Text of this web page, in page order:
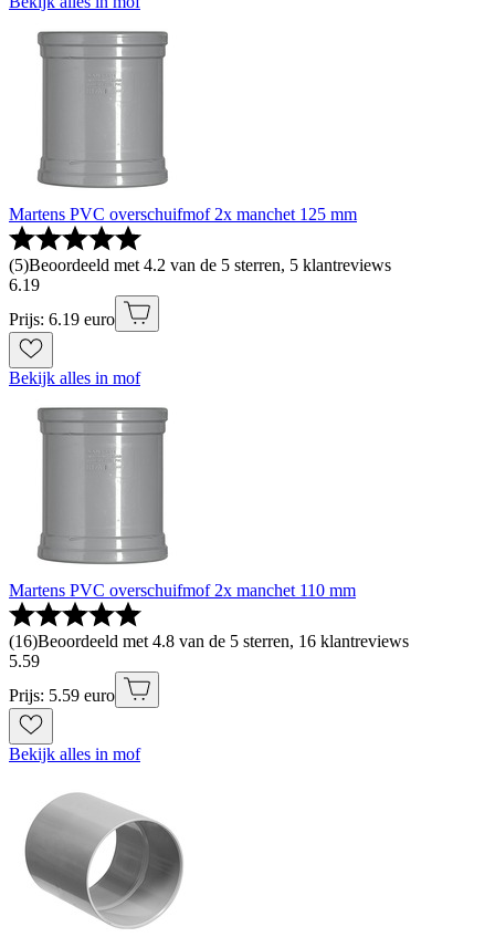
Martens PVC overschuifmof 2x manchet 125 mm
(5)Beoordeeld met 4.2 van de 5 sterren, 5 klantreviews
6.19
Prijs: 6.19 euro
Bekijk alles in mof
Martens PVC overschuifmof 2x manchet 110 mm
(16)Beoordeeld met 4.8 van de 5 sterren, 16 klantreviews
5.59
Prijs: 5.59 euro
Bekijk alles in mof